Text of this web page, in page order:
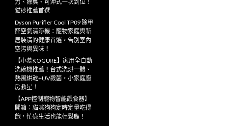
力、除臭、可沖式一次到位！
貓砂推薦首選
Dyson Purifier Cool TP09 除甲
醛空氣清淨機：寵物家庭與新
居裝潢的健康首選，告別室內
空污與異味！
【小慕KOGURE】家用全自動
洗碗機推薦！台式洗烘一體、
熱風烘乾+UV殺菌，小家庭廚
房救星！
【APP控制寵物智能餵食器】
開箱：貓咪狗狗定時定量吃得
飽，忙碌生活也能輕鬆顧！